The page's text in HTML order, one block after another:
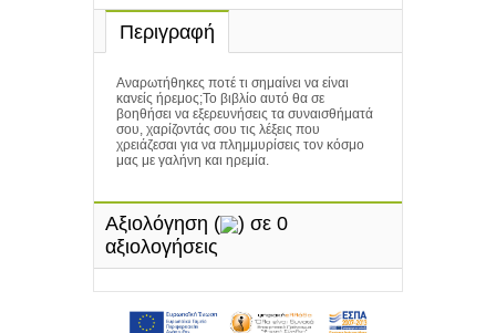
Περιγραφή
Αναρωτήθηκες ποτέ τι σημαίνει να είναι
κανείς ήρεμος;Το βιβλίο αυτό θα σε
βοηθήσει να εξερευνήσεις τα συναισθήματά
σου, χαρίζοντάς σου τις λέξεις που
χρειάζεσαι για να πλημμυρίσεις τον κόσμο
μας με γαλήνη και ηρεμία.
Αξιολόγηση (
) σε 0
αξιολογήσεις